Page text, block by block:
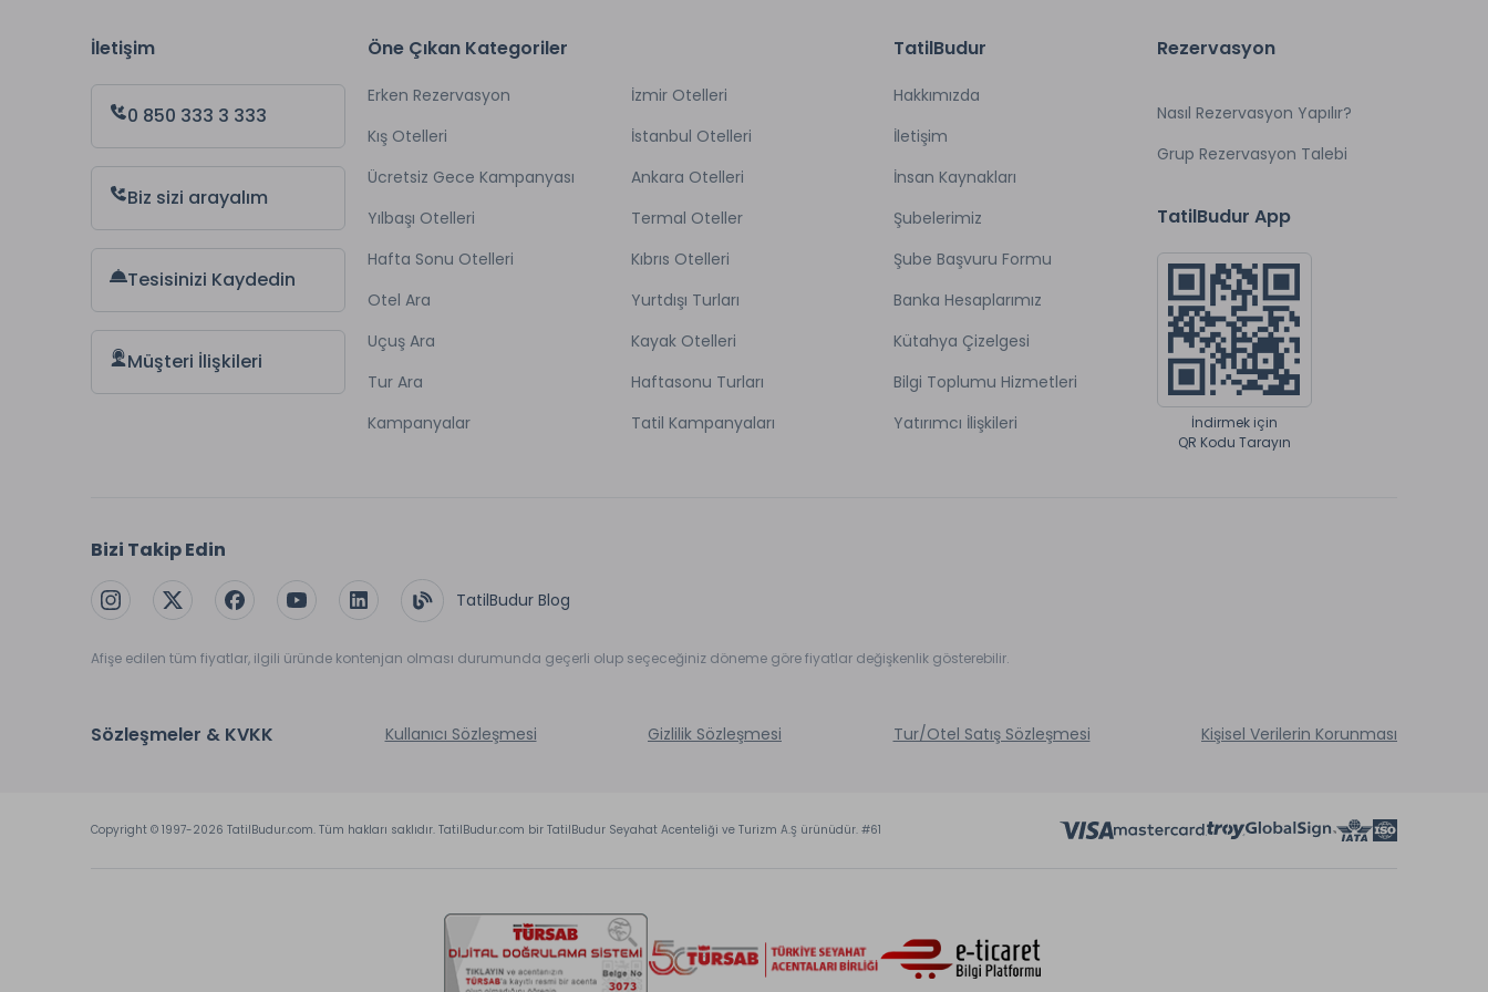
ve 21:00 sonrası giriş yapacak misafirlerin önceden bilgi vermesi gerekmektedir. Konaklama süresince kimlik ibrazı
yasaktır. Soba için odun temini bir defaya mahsus ücretsiz olup, sonraki talepler ücretlidir.
Hizmetin terk edilmesi durumunda yazılı bildirim yapılması gerekmekte olup, oluşabilecek tüm taleplerin hizmet süresi
içerisinde iletilmesi önem arz etmektedir. Rezervasyon yapan ve hizmetten yararlanan tüm misafirler bu koşulları
kabul etmiş sayılır. Elektronik ortamda yapılan onay ile birlikte bu bilgilendirme yürürlüğe girmektedir.
Kuru Temizleme *
Nargile *
Ön Büro
Sigara İçilmeyen Odalar *
İki Katlı Villa *
İletişim
0 850 333 3 333
Biz sizi arayalım
Tesisinizi Kaydedin
Müşteri İlişkileri
Öne Çıkan Kategoriler
Erken Rezervasyon
Kış Otelleri
Ücretsiz Gece Kampanyası
Yılbaşı Otelleri
Hafta Sonu Otelleri
Otel Ara
Uçuş Ara
Tur Ara
Kampanyalar
İzmir Otelleri
İstanbul Otelleri
Ankara Otelleri
Termal Oteller
Kıbrıs Otelleri
Yurtdışı Turları
Kayak Otelleri
Haftasonu Turları
Tatil Kampanyaları
TatilBudur
Hakkımızda
İletişim
İnsan Kaynakları
Şubelerimiz
Şube Başvuru Formu
Banka Hesaplarımız
Kütahya Çizelgesi
Bilgi Toplumu Hizmetleri
Yatırımcı İlişkileri
Rezervasyon
Nasıl Rezervasyon Yapılır?
Grup Rezervasyon Talebi
TatilBudur App
İndirmek için
QR Kodu Tarayın
Bizi Takip Edin
TatilBudur Blog
Afişe edilen tüm fiyatlar, ilgili üründe kontenjan olması durumunda geçerli olup seçeceğiniz döneme göre fiyatlar değişkenlik gösterebilir.
Sözleşmeler & KVKK Kullanıcı Sözleşmesi Gizlilik Sözleşmesi Tur/Otel Satış Sözleşmesi Kişisel Verilerin Korunması
Copyright © 1997-2026 TatilBudur.com. Tüm hakları saklıdır. TatilBudur.com bir TatilBudur Seyahat Acenteliği ve Turizm A.Ş ürünüdür. #61